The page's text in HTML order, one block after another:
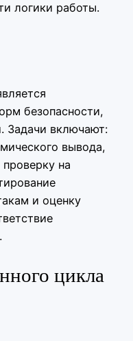
логики работы.
безопасности,
Задачи включают:
вывода,
на
и оценку
цикла